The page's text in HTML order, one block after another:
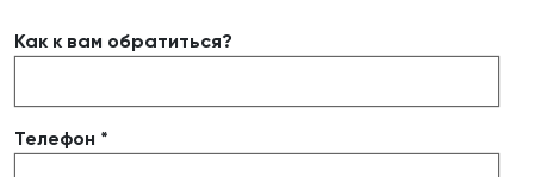
Как к вам обратиться?
Телефон *